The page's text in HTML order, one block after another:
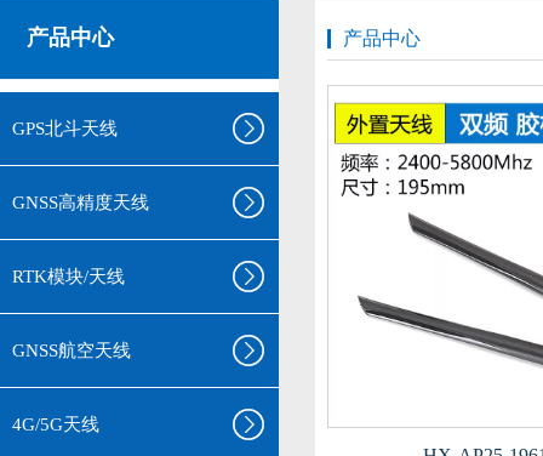
产品中心
GPS北斗天线
GNSS高精度天线
RTK模块/天线
GNSS航空天线
4G/5G天线
产品中心